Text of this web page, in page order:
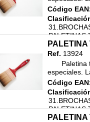
Código
PALETINAS
Ref. 13924
especiales.
Código
PALETINAS